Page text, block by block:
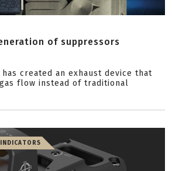
of suppressors
created an exhaust device that
flow instead of traditional